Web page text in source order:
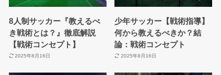
8人制サッカー『教えるべ
き戦術とは？』徹底解説
【戦術コンセプト】
2025年8月16日
少年サッカー【戦術指導】
何から教えるべきか？結
論：戦術コンセプト
2025年8月16日